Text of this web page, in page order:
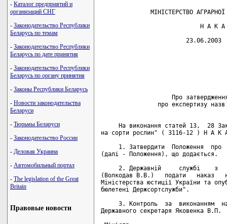
- Каталог предприятий и
организаций СНГ
- Законодательство Республики
Беларусь по темам
- Законодательство Республики
Беларусь по дате принятия
- Законодательство Республики
Беларусь по органу принятия
- Законы Республики Беларусь
- Новости законодательства
Беларуси
- Тюрьмы Беларуси
- Законодательство России
- Деловая Украина
- Автомобильный портал
- The legislation of the Great
Britain
Правовые новости